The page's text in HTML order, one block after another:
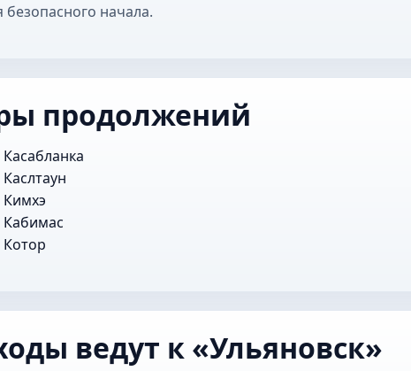
начала.
продолжений
Касабланка
Каслтаун
Кимхэ
Кабимас
Котор
ведут к «Ульяновск»